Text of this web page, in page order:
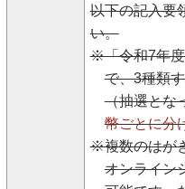
以下の記入要
い。
※「令和7年度
で、3種類
（抽選とな
幣ごとに分
※複数のはが
オンライン